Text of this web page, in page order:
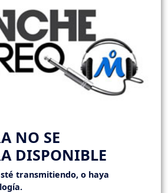
NO SE
DISPONIBLE
transmitiendo, o haya